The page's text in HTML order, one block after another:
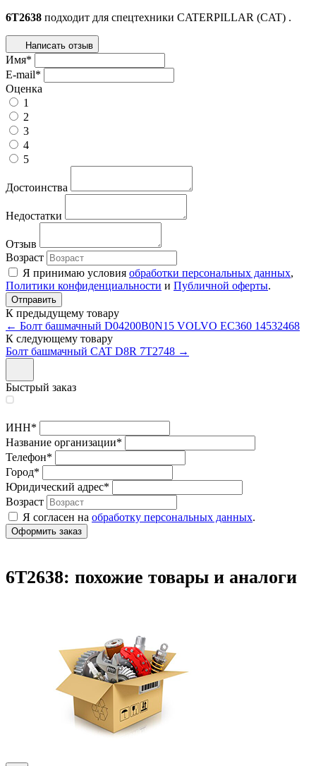
6T2638 подходит для спецтехники CATERPILLAR (CAT) .
Написать отзыв
Имя*
E-mail*
Оценка
1
2
3
4
5
Достоинства
Недостатки
Отзыв
Возраст
Я принимаю условия обработки персональных данных,
Политики конфиденциальности и Публичной оферты.
К предыдущему товару
← Болт башмачный D04200B0N15 VOLVO EC360 14532468
К следующему товару
Болт башмачный CAT D8R 7T2748 →
Быстрый заказ
ИНН*
Название организации*
Телефон*
Город*
Юридический адрес*
Возраст
Я согласен на обработку персональных данных.
6T2638: похожие товары и аналоги